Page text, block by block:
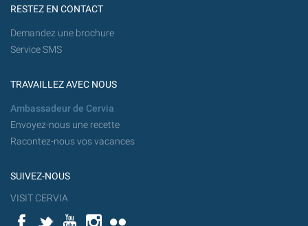
RESTEZ EN CONTACT
Demandez une brochure
Service SMS
TRAVAILLEZ AVEC NOUS
Ambassadeur de Cervia
Envoyez-nous une recette
Racontez-nous vos vacances
SUIVEZ-NOUS
VISIT CERVIA
FacebookTwitterYouTubeInstagram